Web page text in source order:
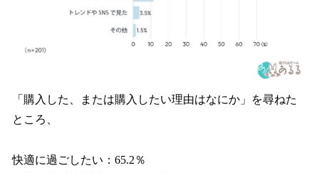
「購入した、または購入したい理由はなにか」を尋ねた
ところ、
快適に過ごしたい：65.2％